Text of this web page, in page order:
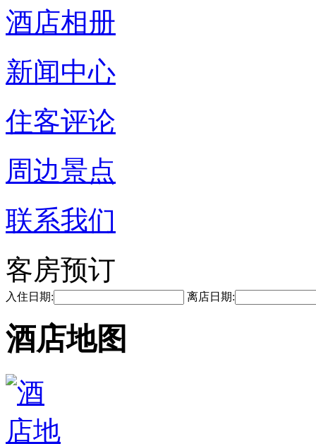
酒店相册
新闻中心
住客评论
周边景点
联系我们
客房预订
入住日期: 离店日期:
酒店地图